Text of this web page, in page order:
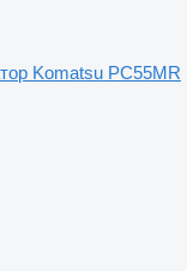
Komatsu PC55MR